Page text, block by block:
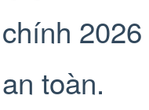
toàn.